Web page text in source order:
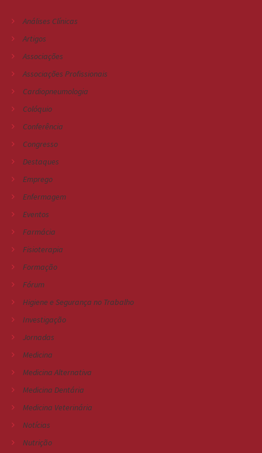
Análises Clínicas
Artigos
Associações
Associações Profissionais
Cardiopneumologia
Colóquio
Conferência
Congresso
Destaques
Emprego
Enfermagem
Eventos
Farmácia
Fisioterapia
Formação
Fórum
Higiene e Segurança no Trabalho
Investigação
Jornadas
Medicina
Medicina Alternativa
Medicina Dentária
Medicina Veterinária
Notícias
Nutrição